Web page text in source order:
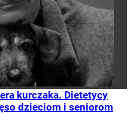
kurczaka. Dietetycy
dzieciom i seniorom